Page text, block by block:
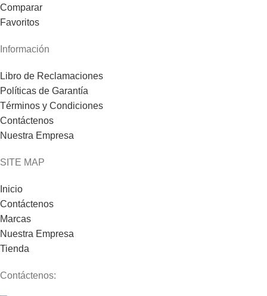
Comparar
Favoritos
Información
Libro de Reclamaciones
Políticas de Garantía
Términos y Condiciones
Contáctenos
Nuestra Empresa
SITE MAP
Inicio
Contáctenos
Marcas
Nuestra Empresa
Tienda
Contáctenos: